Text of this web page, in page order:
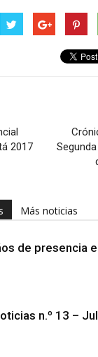
2017
Más noticias
de presencia
n.º 13 –